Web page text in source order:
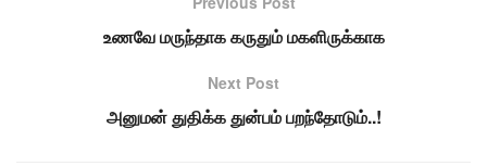
உணவே மருந்தாக கருதும் மகளிருக்காக
Next Post
அனுமன் துதிக்க துன்பம் பறந்தோடும்..!